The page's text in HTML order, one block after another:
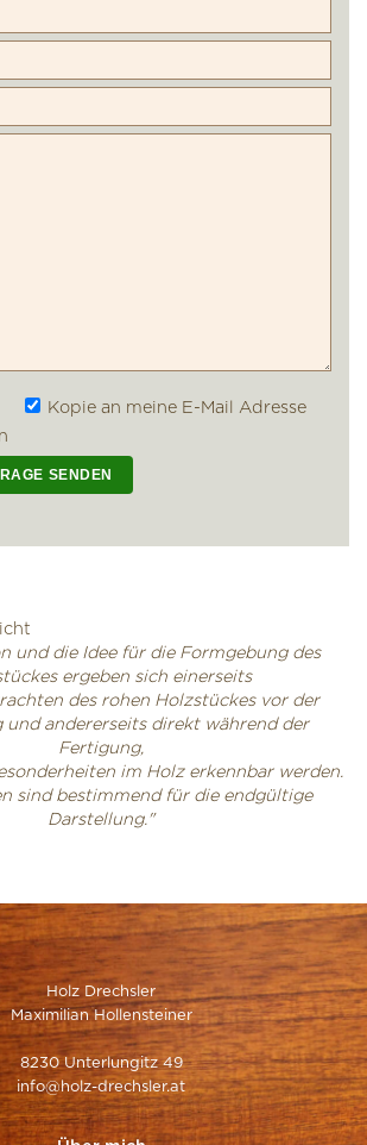
Kopie an meine E-Mail Adresse
und die Idee für die Formgebung des
ergeben sich einerseits
des rohen Holzstückes vor der
und andererseits direkt während der
Fertigung,
im Holz erkennbar werden.
sind bestimmend für die endgültige
Darstellung."
Holz Drechsler
Maximilian Hollensteiner
8230 Unterlungitz 49
info@holz-drechsler.at